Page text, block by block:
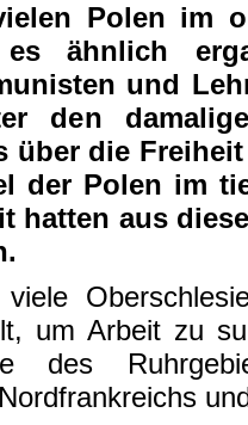
Polen im
es ähnlich
und
den
über die
der Polen im
hatten aus
um Arbeit zu
des